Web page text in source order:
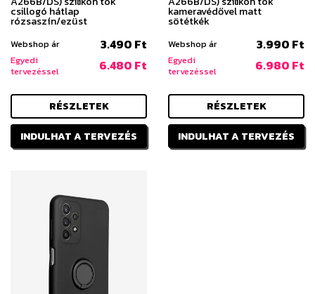
csillogó hátlap
rózsaszín/ezüst
Webshop ár 3.490 Ft
Egyedi
tervezéssel
6.480 Ft
RÉSZLETEK
INDULHAT A TERVEZÉS
kameravédővel matt
sötétkék
Webshop ár 3.990 Ft
Egyedi
tervezéssel
6.980 Ft
RÉSZLETEK
INDULHAT A TERVEZÉS